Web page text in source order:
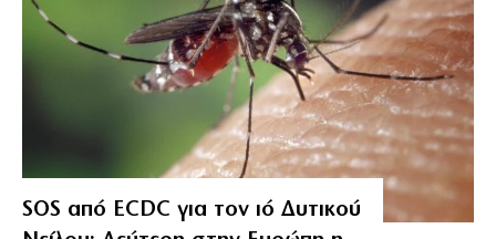
SOS από ECDC για τον ιό Δυτικού